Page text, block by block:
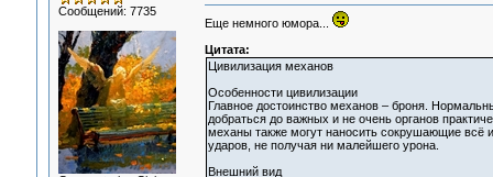
Сообщений: 7735
Еще немного юмора...
Цитата:
Цивилизация механов
Особенности цивилизации
Главное достоинство механов – броня.
добраться до важных и не очень органов
механы также могут наносить сокрушающие всё
ударов, не получая ни малейшего урона.
Внешний вид